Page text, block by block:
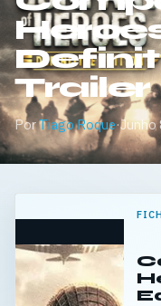
Trailer
PorTiago Roque·Junho